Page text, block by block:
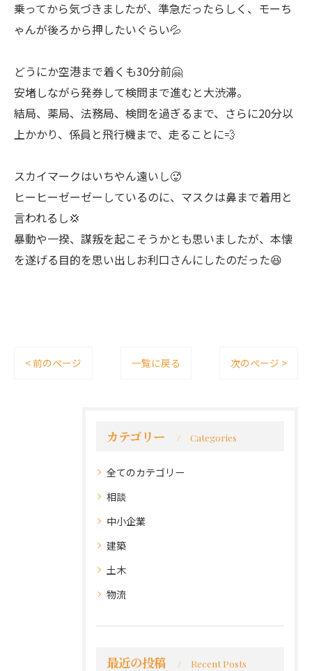
乗ってから気づきましたが、準急だったらしく、モーち
ゃんが後ろから押したいぐらい💦
どうにか空港まで着くも30分前🤗
安堵しながら発券して検問まで進むと大渋滞。
結局、薬局、法務局、検問を過ぎるまで、さらに20分以
上かかり、係員と飛行機まで、走ることに💨
スカイマークはいちやん遠いし🥵
ヒーヒーゼーゼーしているのに、マスクは鼻まで着用と
言われるし💢
暴動や一揆、謀叛を起こそうかとも思いましたが、本懐
を遂げる目的を思い出しお利口さんにしたのだった😆
< 前のページ 一覧に戻る 次のページ >
カテゴリー Categories
全てのカテゴリー
相談
中小企業
建築
土木
物流
最近の投稿 Recent Posts